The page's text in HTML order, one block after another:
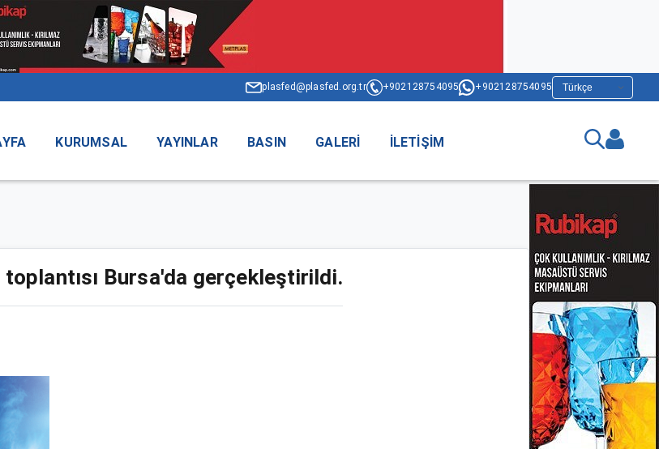
plasfed@plasfed.org.tr +902128754095 +902128754095
KURUMSAL YAYINLAR BASIN GALERI İLETIŞIM
Bursa'da gerçekleştirildi.